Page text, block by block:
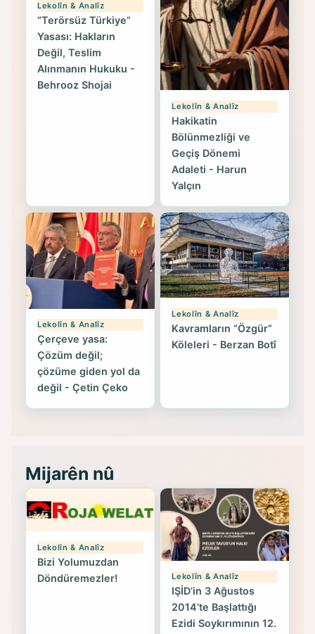
Lekolîn & Analîz
“Terörsüz Türkiye”
Yasası: Hakların
Değil, Teslim
Alınmanın Hukuku -
Behrooz Shojai
Lekolîn & Analîz
Hakikatin
Bölünmezliği ve
Geçiş Dönemi
Adaleti - Harun
Yalçın
Lekolîn & Analîz
Çerçeve yasa:
Çözüm değil;
çözüme giden yol da
değil - Çetin Çeko
Lekolîn & Analîz
Kavramların “Özgür”
Köleleri - Berzan Botî
Mijarên nû
Lekolîn & Analîz
Bizi Yolumuzdan
Döndüremezler!
Lekolîn & Analîz
IŞİD’in 3 Ağustos
2014’te Başlattığı
Ezidi Soykırımının 12.